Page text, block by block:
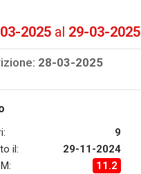
2025 al 29-03-2025
28-03-2025
9
il:
29-11-2024
11.2